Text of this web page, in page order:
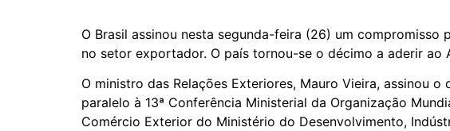
O Brasil assinou nesta segunda-feira (26) um compromisso
no setor exportador. O país tornou-se o décimo a aderir ao
O ministro das Relações Exteriores, Mauro Vieira, assinou
paralelo à 13ª Conferência Ministerial da Organização
Comércio Exterior do Ministério do Desenvolvimento,